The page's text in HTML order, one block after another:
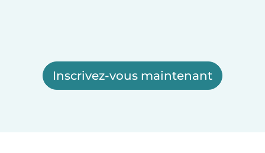
Inscrivez-vous maintenant